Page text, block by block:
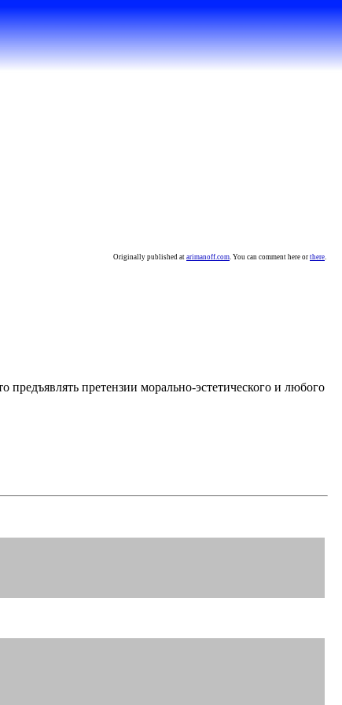
Originally published at arimanoff.com. You can comment here or there.
претензии морально-эстетического и любого